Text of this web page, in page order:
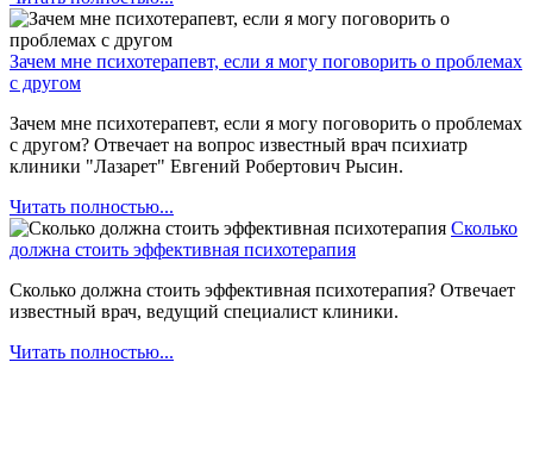
Зачем мне психотерапевт, если я могу поговорить о проблемах
с другом
Зачем мне психотерапевт, если я могу поговорить о проблемах
с другом? Отвечает на вопрос известный врач психиатр
клиники "Лазарет" Евгений Робертович Рысин.
Читать полностью...
Сколько
должна стоить эффективная психотерапия
Сколько должна стоить эффективная психотерапия? Отвечает
известный врач, ведущий специалист клиники.
Читать полностью...